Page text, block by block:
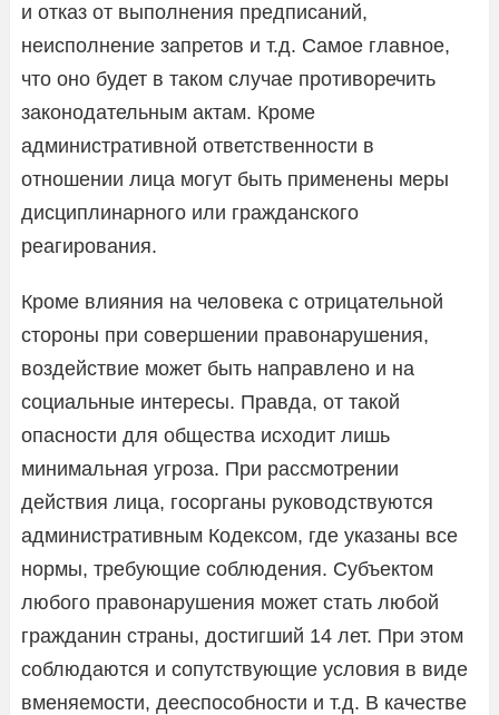
и отказ от выполнения предписаний,
неисполнение запретов и т.д. Самое главное,
что оно будет в таком случае противоречить
законодательным актам. Кроме
административной ответственности в
отношении лица могут быть применены меры
дисциплинарного или гражданского
реагирования.
Кроме влияния на человека с отрицательной
стороны при совершении правонарушения,
воздействие может быть направлено и на
социальные интересы. Правда, от такой
опасности для общества исходит лишь
минимальная угроза. При рассмотрении
действия лица, госорганы руководствуются
административным Кодексом, где указаны все
нормы, требующие соблюдения. Субъектом
любого правонарушения может стать любой
гражданин страны, достигший 14 лет. При этом
соблюдаются и сопутствующие условия в виде
вменяемости, дееспособности и т.д. В качестве